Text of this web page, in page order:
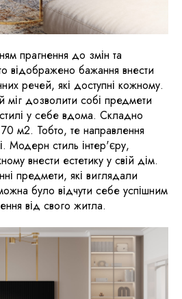
прагнення до змін та
відображено бажання внести
речей, які доступні кожному.
дозволити собі предмети
у себе вдома. Складно
м2. Тобто, те направлення
Модерн стиль інтер'єру,
внести естетику у свій дім.
предмети, які виглядали
було відчути себе успішним
від свого житла.